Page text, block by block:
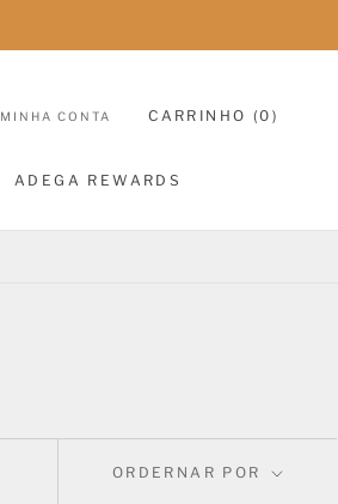
ADEGA REWARDS
MINHA CONTA CARRINHO (0 )
ORDERNAR POR